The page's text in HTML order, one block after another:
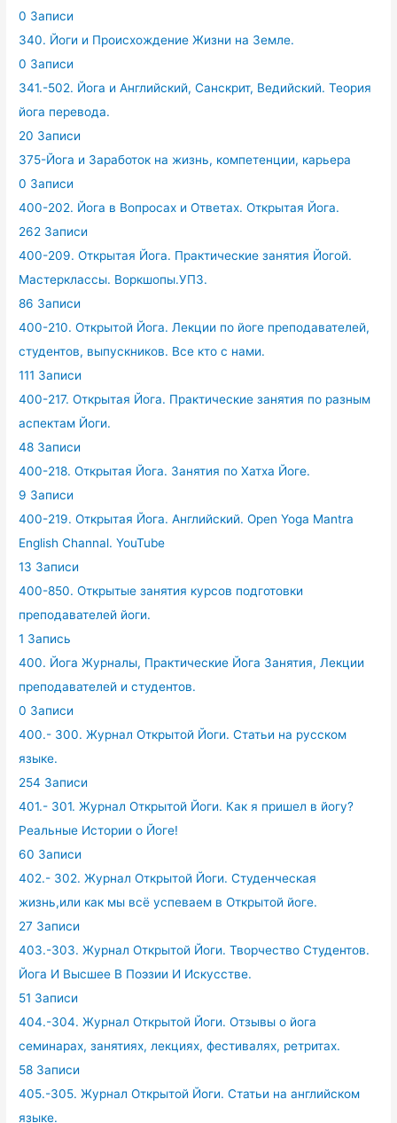
0 Записи
340. Йоги и Происхождение Жизни на Земле.
0 Записи
341.-502. Йога и Английский, Санскрит, Ведийский. Теория
йога перевода.
20 Записи
375-Йога и Заработок на жизнь, компетенции, карьера
0 Записи
400-202. Йога в Вопросах и Ответах. Открытая Йога.
262 Записи
400-209. Открытая Йога. Практические занятия Йогой.
Мастерклассы. Воркшопы.УПЗ.
86 Записи
400-210. Открытой Йога. Лекции по йоге преподавателей,
студентов, выпускников. Все кто с нами.
111 Записи
400-217. Открытая Йога. Практические занятия по разным
аспектам Йоги.
48 Записи
400-218. Открытая Йога. Занятия по Хатха Йоге.
9 Записи
400-219. Открытая Йога. Английский. Open Yoga Mantra
English Channal. YouTube
13 Записи
400-850. Открытые занятия курсов подготовки
преподавателей йоги.
1 Запись
400. Йога Журналы, Практические Йога Занятия, Лекции
преподавателей и студентов.
0 Записи
400.- 300. Журнал Открытой Йоги. Статьи на русском
языке.
254 Записи
401.- 301. Журнал Открытой Йоги. Как я пришел в йогу?
Реальные Истории о Йоге!
60 Записи
402.- 302. Журнал Открытой Йоги. Студенческая
жизнь,или как мы всё успеваем в Открытой йоге.
27 Записи
403.-303. Журнал Открытой Йоги. Творчество Студентов.
Йога И Высшее В Поэзии И Искусстве.
51 Записи
404.-304. Журнал Открытой Йоги. Отзывы о йога
семинарах, занятиях, лекциях, фестивалях, ретритах.
58 Записи
405.-305. Журнал Открытой Йоги. Статьи на английском
языке.